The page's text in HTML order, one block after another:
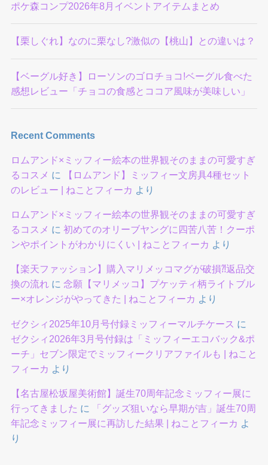
ポケ森コンプ2026年8月イベントアイテムまとめ
【栗しぐれ】なのに栗なし?激似の【桃山】との違いは？
【ベーグル好き】ローソンのゴロチョコ!ベーグル食べた
感想レビュー「チョコの食感とココア風味が美味しい」
Recent Comments
ロムアンド×ミッフィー絵本の世界観そのままの可愛すぎ
るコスメ に
【ロムアンド】ミッフィー文房具4種セット
のレビュー | ねことフィーカ より
ロムアンド×ミッフィー絵本の世界観そのままの可愛すぎ
るコスメ に 初めてのオリーブヤングに四苦八苦！クーポ
ンやポイントがわかりにくい | ねことフィーカ より
【楽天ファッション】購入マリメッコマグが破損⁈返品交
換の流れに 念願【マリメッコ】プケッティ柄ライトブル
ー×オレンジがやってきた | ねことフィーカ より
ゼクシィ2025年10月号付録ミッフィーマルチケース に
ゼクシィ2026年3月号付録は「ミッフィーエコバック&ポ
ーチ」セブン限定でミッフィークリアファイルも | ねこと
フィーカ より
【名古屋松坂屋美術館】誕生70周年記念ミッフィー展に
行ってきました に
「グッズ狙いなら早期が吉」誕生70周
年記念ミッフィー展に再訪した結果 | ねことフィーカ よ
り